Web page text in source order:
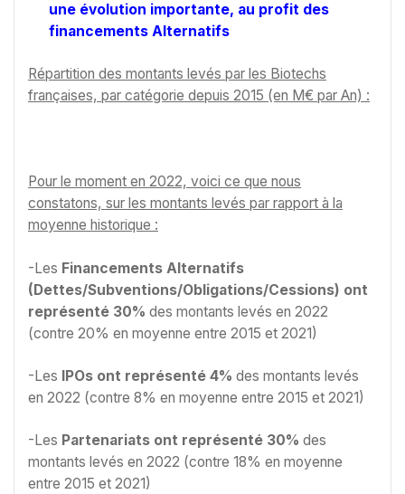
une évolution importante, au profit des
financements Alternatifs
Répartition des montants levés par les Biotechs
françaises, par catégorie depuis 2015 (en M€ par An) :
Pour le moment en 2022, voici ce que nous
constatons, sur les montants levés par rapport à la
moyenne historique :
-Les Financements Alternatifs
(Dettes/Subventions/Obligations/Cessions) ont
représenté 30% des montants levés en 2022
(contre 20% en moyenne entre 2015 et 2021)
-Les IPOs ont représenté 4% des montants levés
en 2022 (contre 8% en moyenne entre 2015 et 2021)
-Les Partenariats ont représenté 30% des
montants levés en 2022 (contre 18% en moyenne
entre 2015 et 2021)